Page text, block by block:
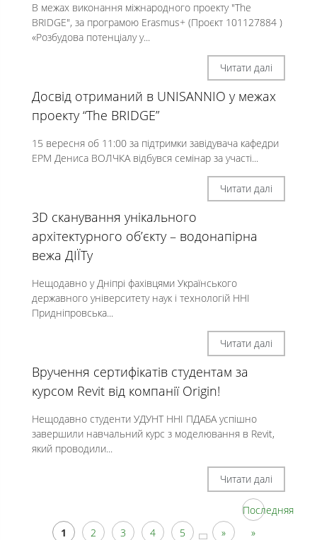
В межах виконання міжнародного проекту "The
BRIDGE", за програмою Erasmus+ (Проєкт 101127884 )
«Розбудова потенціалу у...
Читати далі
Досвід отриманий в UNISANNIO у межах
проекту “The BRIDGE”
15 вересня об 11:00 за підтримки завідувача кафедри
ЕРМ Дениса ВОЛЧКА відбувся семінар за участі...
Читати далі
3D сканування унікального
архітектурного об’єкту – водонапірна
вежа ДІЇТу
Нещодавно у Дніпрі фахівцями Українського
державного університету наук і технологій ННІ
Придніпровська...
Читати далі
Вручення сертифікатів студентам за
курсом Revit від компанії Origin!
Нещодавно студенти УДУНТ ННІ ПДАБА успішно
завершили навчальний курс з моделювання в Revit,
який проводили...
Читати далі
1 2 3 4 5 »
Последняя
»